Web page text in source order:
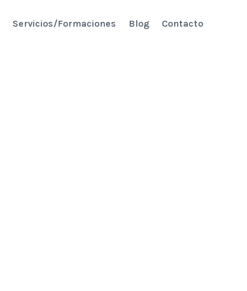
Servicios/Formaciones Blog Contacto